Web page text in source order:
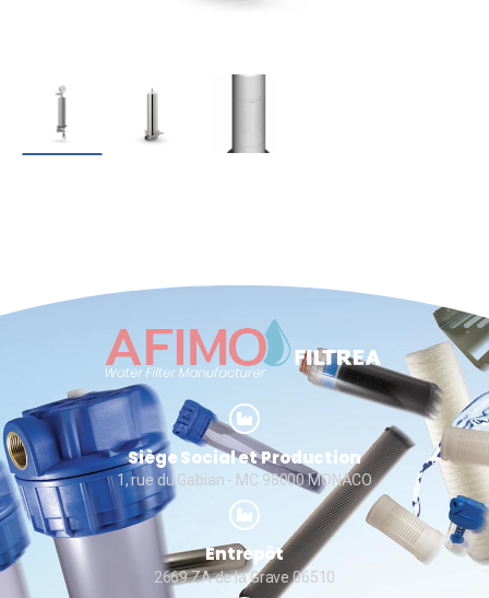
Siège Social et Production
1, rue du Gabian - MC 98000 MONACO
Entrepôt
2669 ZA de la Grave 06510